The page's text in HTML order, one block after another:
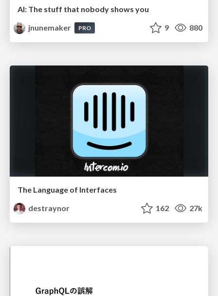
AI: The stuff that nobody shows you
jnunemaker
PRO 9 880
The Language of Interfaces
destraynor
162 27k